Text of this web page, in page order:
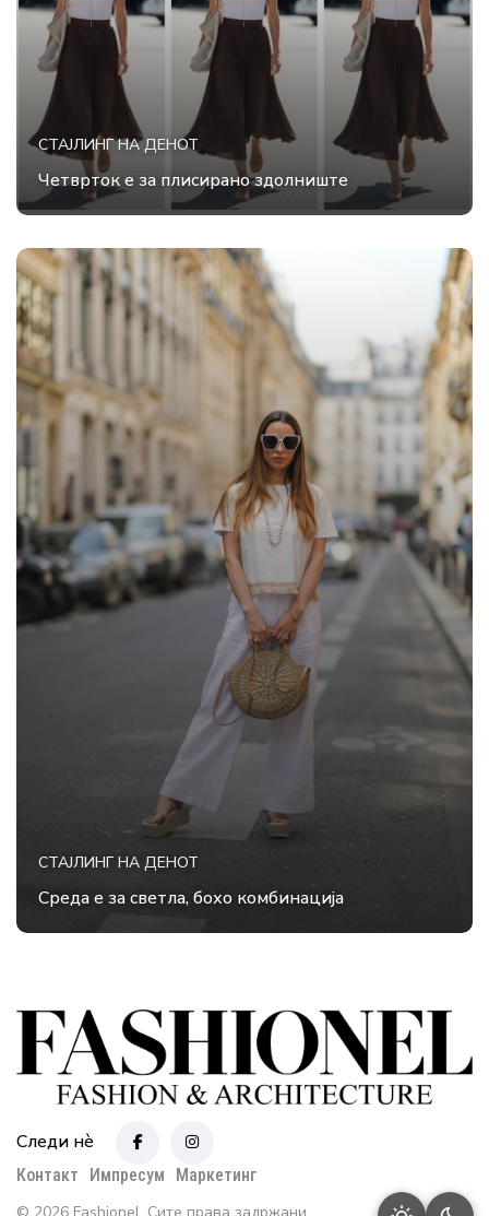
СТАЈЛИНГ НА ДЕНОТ
Четврток е за плисирано здолниште
СТАЈЛИНГ НА ДЕНОТ
Среда е за светла, бохо комбинација
Следи нè
Контакт Импресум
Маркетинг